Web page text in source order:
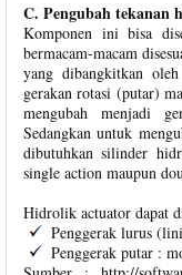
C. Pengubah tekanan
Komponen ini bisa
bermacam-macam
yang dibangkitkan
gerakan rotasi (putar)
mengubah menjadi
Sedangkan untuk
dibutuhkan silinder
single action maupun
Hidrolik actuator dapat
Penggerak lurus
Penggerak putar :